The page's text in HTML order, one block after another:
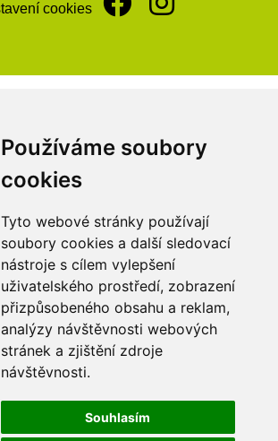
Používáme soubory
cookies
Tyto webové stránky používají
soubory cookies a další sledovací
nástroje s cílem vylepšení
uživatelského prostředí, zobrazení
přizpůsobeného obsahu a reklam,
analýzy návštěvnosti webových
stránek a zjištění zdroje
návštěvnosti.
Souhlasím
cookies